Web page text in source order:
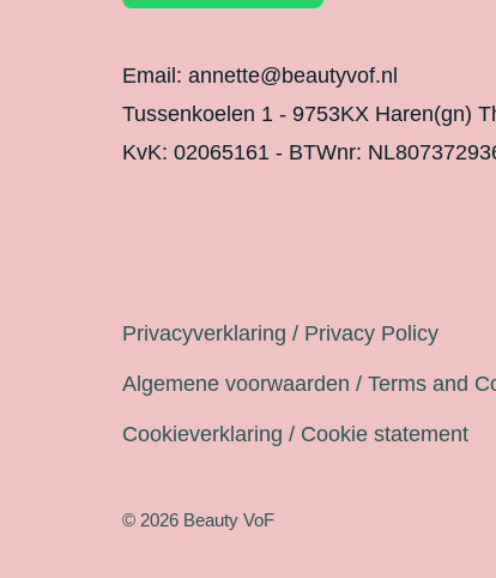
Email: annette@beautyvof.nl
Tussenkoelen 1 - 9753KX Haren(gn)
KvK: 02065161 - BTWnr:
Privacyverklaring / Privacy Policy
Algemene voorwaarden / Terms and
Cookieverklaring / Cookie statement
© 2026 Beauty VoF